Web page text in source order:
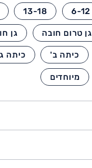
6-12
13-18
גן טרום חובה גן
כיתה ב' כיתה
מיוחדים